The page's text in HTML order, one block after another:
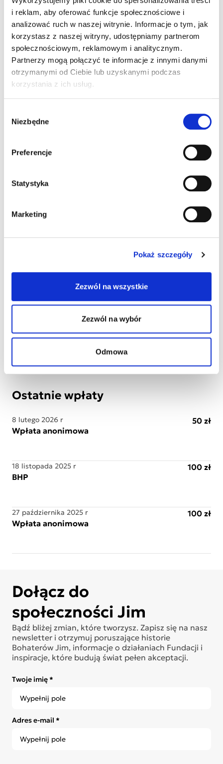
i reklam, aby oferować funkcje społecznościowe i
analizować ruch w naszej witrynie. Informacje o tym, jak
korzystasz z naszej witryny, udostępniamy partnerom
społecznościowym, reklamowym i analitycznym.
Partnerzy mogą połączyć te informacje z innymi danymi
otrzymanymi od Ciebie lub uzyskanymi podczas
korzystania z ich usług.
zgody
Niezbędne
Preferencje
Statystyka
Marketing
Pokaż szczegóły
Zezwól na wszystkie
Zezwól na wybór
Odmowa
Wydrukuj
Wydrukuj plakat
Pobierz list
Pobierz obrazek
Ostatnie wpłaty
8 lutego 2026 r
Wpłata anonimowa
50 zł
18 listopada 2025 r
BHP
100 zł
27 października 2025 r
Wpłata anonimowa
100 zł
Dołącz do
społeczności Jim
Bądź bliżej zmian, które tworzysz. Zapisz się na nasz
newsletter i otrzymuj poruszające historie
Bohaterów Jim, informacje o działaniach Fundacji i
inspiracje, które budują świat pełen akceptacji.
Twoje imię *
Adres e-mail *